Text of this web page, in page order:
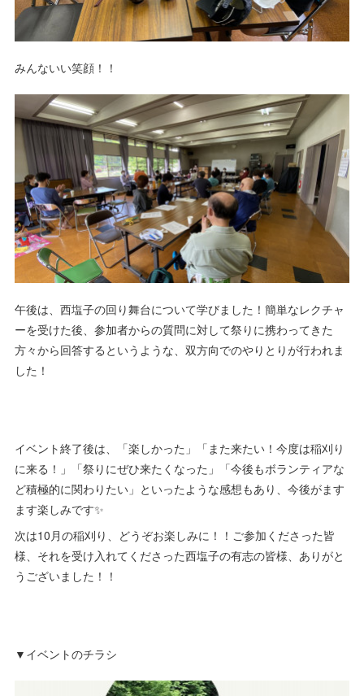
みんないい笑顔！！
午後は、西塩子の回り舞台について学びました！簡単なレクチャ
ーを受けた後、参加者からの質問に対して祭りに携わってきた
方々から回答するというような、双方向でのやりとりが行われま
した！
イベント終了後は、「楽しかった」「また来たい！今度は稲刈り
に来る！」「祭りにぜひ来たくなった」「今後もボランティアな
ど積極的に関わりたい」といったような感想もあり、今後がます
ます楽しみです✨
次は10月の稲刈り、どうぞお楽しみに！！ご参加くださった皆
様、それを受け入れてくださった西塩子の有志の皆様、ありがと
うございました！！
▼イベントのチラシ